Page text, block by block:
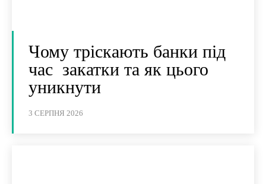
Чому тріскають банки під
час закатки та як цього
уникнути
3 СЕРПНЯ 2026